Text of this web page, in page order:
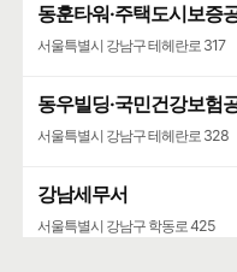
동훈타워·주택도시보증
서울특별시 강남구 테헤란로 317
동우빌딩·국민건강보험
서울특별시 강남구 테헤란로 328
강남세무서
서울특별시 강남구 학동로 425